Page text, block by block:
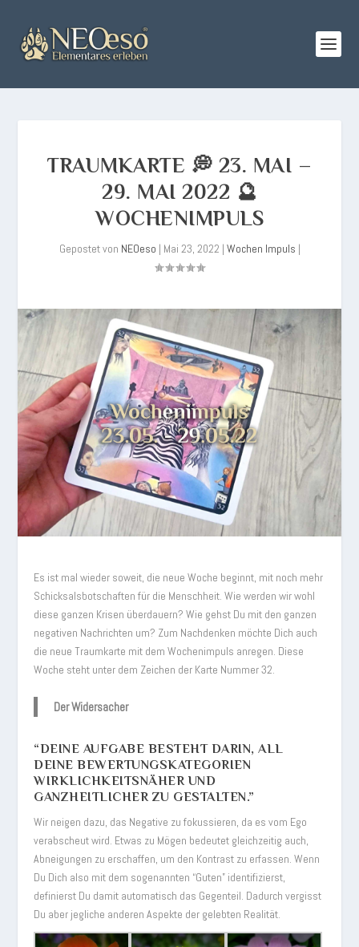
TRAUMKARTE 💭 23. MAI –
29. MAI 2022 🔮
WOCHENIMPULS
Gepostet von NEOeso | Mai 23, 2022 | Wochen Impuls |
Es ist mal wieder soweit, die neue Woche beginnt, mit noch mehr
Schicksalsbotschaften für die Menschheit. Wie werden wir wohl
diese ganzen Krisen überdauern? Wie gehst Du mit den ganzen
negativen Nachrichten um? Zum Nachdenken möchte Dich auch
die neue Traumkarte mit dem Wochenimpuls anregen. Diese
Woche steht unter dem Zeichen der Karte Nummer 32.
Der Widersacher
“DEINE AUFGABE BESTEHT DARIN, ALL
DEINE BEWERTUNGSKATEGORIEN
WIRKLICHKEITSNÄHER UND
GANZHEITLICHER ZU GESTALTEN.”
Wir neigen dazu, das Negative zu fokussieren, da es vom Ego
verabscheut wird. Etwas zu Mögen bedeutet gleichzeitig auch,
Abneigungen zu erschaffen, um den Kontrast zu erfassen. Wenn
Du Dich also mit dem sogenannten “Guten” identifizierst,
definierst Du damit automatisch das Gegenteil. Dadurch vergisst
Du aber jegliche anderen Aspekte der gelebten Realität.